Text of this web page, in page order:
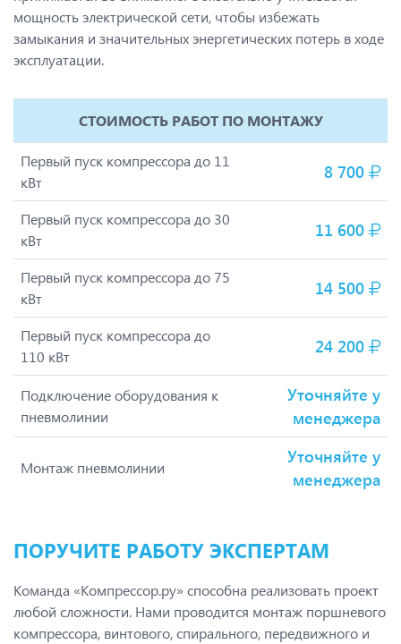
мощность электрической сети, чтобы избежать
замыкания и значительных энергетических потерь в ходе
эксплуатации.
СТОИМОСТЬ РАБОТ ПО МОНТАЖУ
Первый пуск компрессора до 11
кВт
8 700
Первый пуск компрессора до 30
кВт
11 600
Первый пуск компрессора до 75
кВт
14 500
Первый пуск компрессора до
110 кВт
24 200
Подключение оборудования к
пневмолинии
Уточняйте у
менеджера
Монтаж пневмолинии
Уточняйте у
менеджера
ПОРУЧИТЕ РАБОТУ ЭКСПЕРТАМ
Команда «Компрессор.ру» способна реализовать проект
любой сложности. Нами проводится монтаж поршневого
компрессора, винтового, спирального, передвижного и